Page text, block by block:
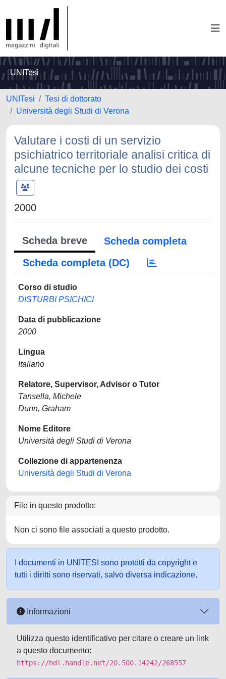
UNITesi
UNITesi
Tesi di dottorato
Università degli Studi di Verona
Valutare i costi di un servizio
psichiatrico territoriale analisi critica di
alcune tecniche per lo studio dei costi
2000
Scheda breve
Scheda completa
Scheda completa (DC)
Corso di studio
DISTURBI PSICHICI
Data di pubblicazione
2000
Lingua
Italiano
Relatore, Supervisor, Advisor o Tutor
Tansella, Michele
Dunn, Graham
Nome Editore
Università degli Studi di Verona
Collezione di appartenenza
Università degli Studi di Verona
File in questo prodotto:
Non ci sono file associati a questo prodotto.
I documenti in UNITESI sono protetti da copyright e
tutti i diritti sono riservati, salvo diversa indicazione.
Informazioni
Utilizza questo identificativo per citare o creare un link
a questo documento:
https://hdl.handle.net/20.500.14242/268557